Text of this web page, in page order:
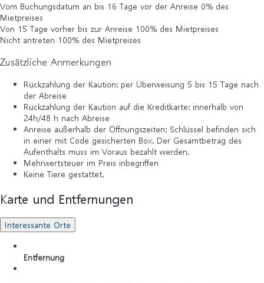
Vom Buchungsdatum an bis 16 Tage vor der Anreise 0% des
Mietpreises
Von 15 Tage vorher bis zur Anreise 100% des Mietpreises
Nicht antreten 100% des Mietpreises
Zusätzliche Anmerkungen
Rückzahlung der Kaution: per Überweisung 5 bis 15 Tage nach
der Abreise
Rückzahlung der Kaution auf die Kreditkarte: innerhalb von
24h/48 h nach Abreise
Anreise außerhalb der Öffnungszeiten: Schlüssel befinden sich
in einer mit Code gesicherten Box. Der Gesamtbetrag des
Aufenthalts muss im Voraus bezahlt werden.
Mehrwertsteuer im Preis inbegriffen
Keine Tiere gestattet.
Karte und Entfernungen
Interessante Orte
Entfernung